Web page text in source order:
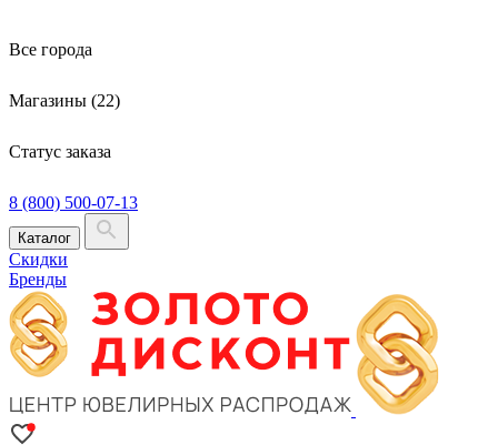
Все города
Магазины (22)
Статус заказа
8 (800) 500-07-13
Каталог
Скидки
Бренды